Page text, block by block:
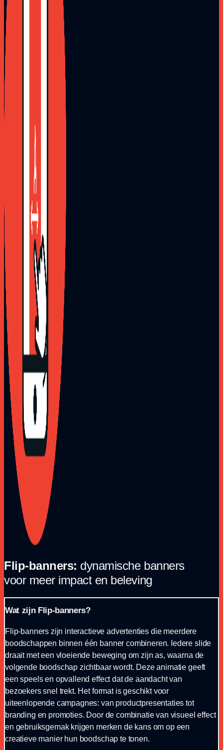
Flip-banners: dynamische banners
voor meer impact en beleving
Wat zijn Flip-banners?
Flip-banners zijn interactieve advertenties die meerdere
boodschappen binnen één banner combineren. Iedere slide
draait met een vloeiende beweging om zijn as, waarna de
volgende boodschap zichtbaar wordt. Deze animatie geeft
een speels en opvallend effect dat de aandacht van
bezoekers snel trekt. Het format is geschikt voor
uiteenlopende campagnes: van productpresentaties tot
branding en promoties. Door de combinatie van visueel effect
en gebruiksgemak krijgen merken de kans om op een
creatieve manier hun boodschap te tonen.